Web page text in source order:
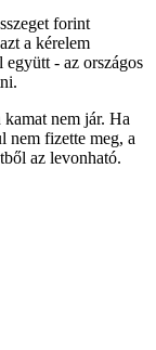
forint
a kérelem
együtt - az országos
kamat nem jár. Ha
nem fizette meg, a
az levonható.